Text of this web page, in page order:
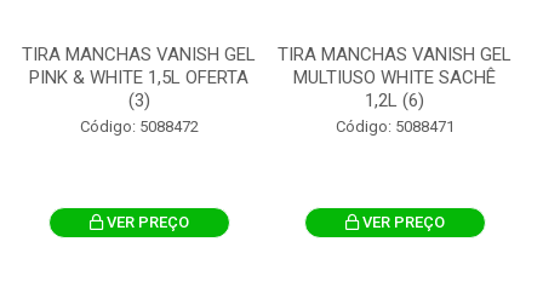
TIRA MANCHAS VANISH GEL
PINK & WHITE 1,5L OFERTA
(3)
Código: 5088472
VER PREÇO
TIRA MANCHAS VANISH GEL
MULTIUSO WHITE SACHÊ
1,2L (6)
Código: 5088471
VER PREÇO